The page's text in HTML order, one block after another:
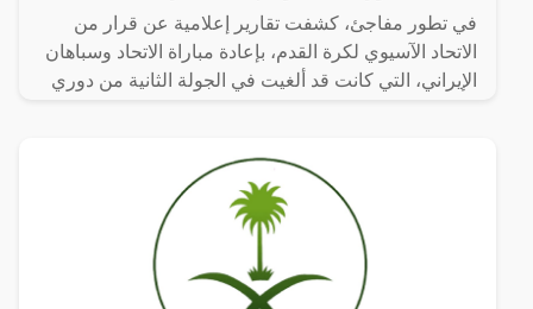
في تطور مفاجئ، كشفت تقارير إعلامية عن قرار من
الاتحاد الآسيوي لكرة القدم، بإعادة مباراة الاتحاد وسباهان
الإيراني، التي كانت قد ألغيت في الجولة الثانية من دوري